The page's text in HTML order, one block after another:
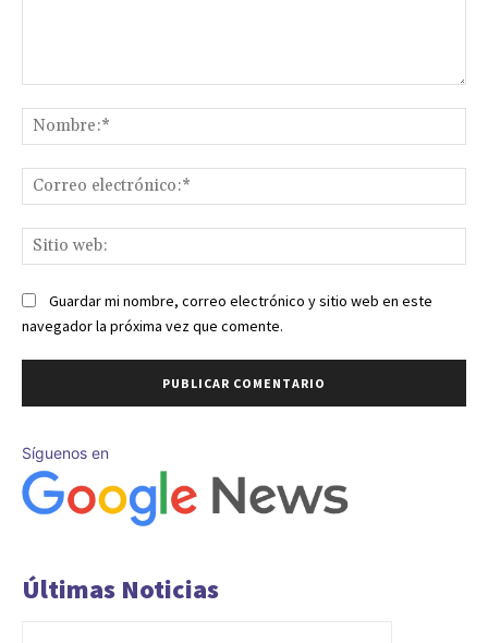
Guardar mi nombre, correo electrónico y sitio web en este
navegador la próxima vez que comente.
Síguenos en
Últimas Noticias